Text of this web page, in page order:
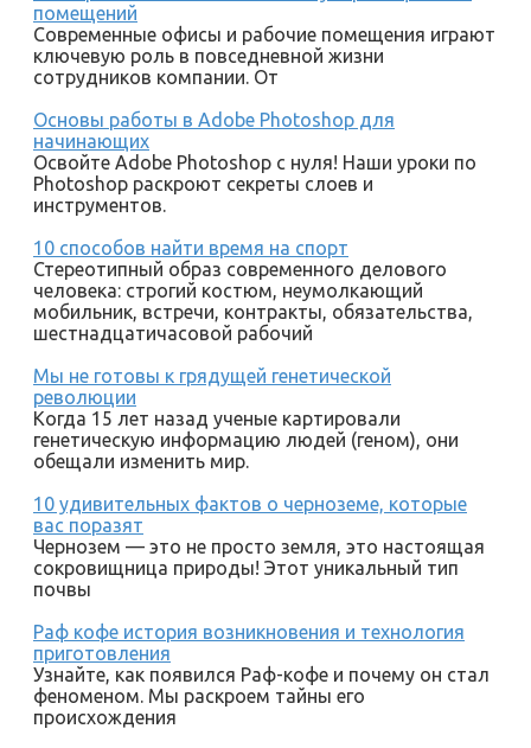
помещений
Современные офисы и рабочие помещения играют
ключевую роль в повседневной жизни
сотрудников компании. От
Основы работы в Adobe Photoshop для
начинающих
Освойте Adobe Photoshop с нуля! Наши уроки по
Photoshop раскроют секреты слоев и
инструментов.
10 способов найти время на спорт
Стереотипный образ современного делового
человека: строгий костюм, неумолкающий
мобильник, встречи, контракты, обязательства,
шестнадцатичасовой рабочий
Мы не готовы к грядущей генетической
революции
Когда 15 лет назад ученые картировали
генетическую информацию людей (геном), они
обещали изменить мир.
10 удивительных фактов о черноземе, которые
вас поразят
Чернозем — это не просто земля, это настоящая
сокровищница природы! Этот уникальный тип
почвы
Раф кофе история возникновения и технология
приготовления
Узнайте, как появился Раф-кофе и почему он стал
феноменом. Мы раскроем тайны его
происхождения